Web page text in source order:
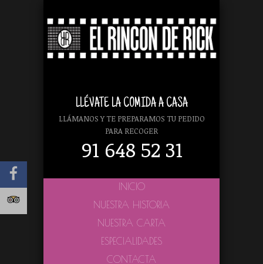
LLÉVATE LA COMIDA A CASA
LLÁMANOS Y TE PREPARAMOS TU PEDIDO
PARA RECOGER
91 648 52 31
INICIO
NUESTRA HISTORIA
NUESTRA CARTA
ESPECIALIDADES
CONTACTA